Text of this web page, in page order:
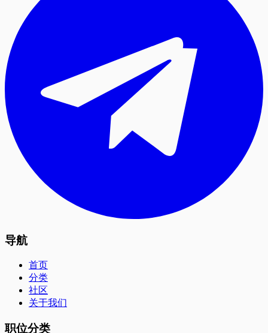
导航
首页
分类
社区
关于我们
职位分类